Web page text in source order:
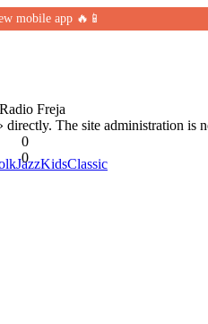
mobile app 🔥📱
JazzKidsClassic
The site administration is
0
0